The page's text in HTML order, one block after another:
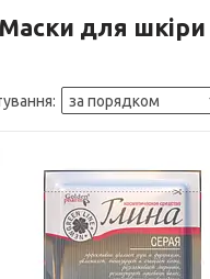
Маски для